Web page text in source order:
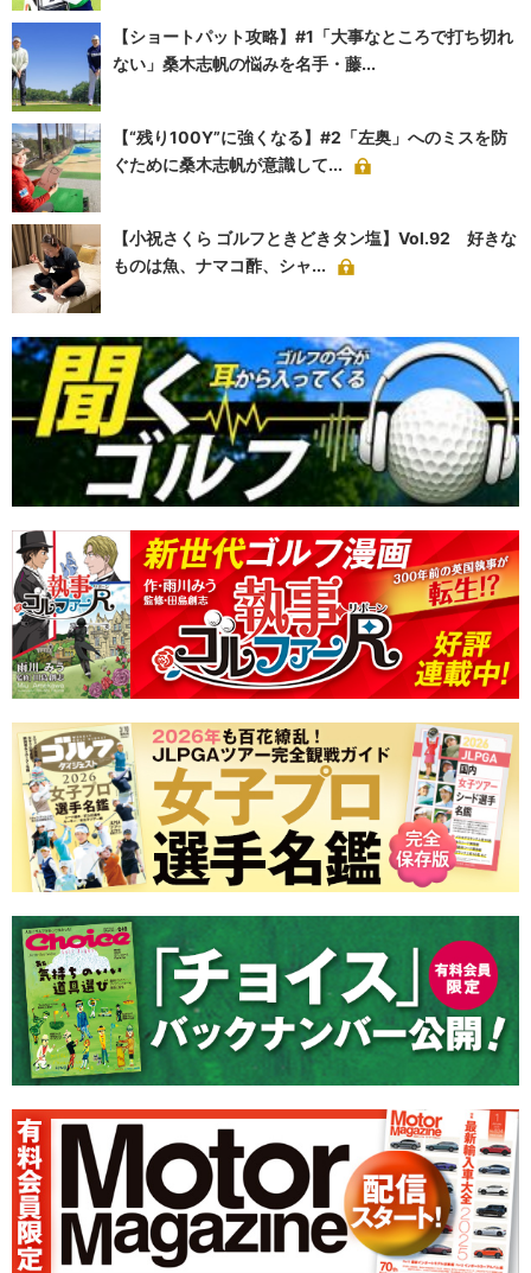
【ショートパット攻略】#1「大事なところで打ち切れ
ない」桑木志帆の悩みを名手・藤...
【“残り100Y”に強くなる】#2「左奥」へのミスを防
ぐために桑木志帆が意識して...
【小祝さくら ゴルフときどきタン塩】Vol.92 好きな
ものは魚、ナマコ酢、シャ...